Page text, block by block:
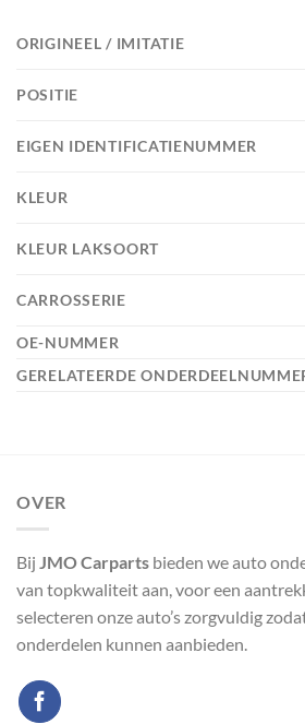
ORIGINEEL / IMITATIE
POSITIE
EIGEN IDENTIFICATIENUMMER
KLEUR
KLEUR LAKSOORT
CARROSSERIE
OE-NUMMER
GERELATEERDE
OVER
Bij JMO Carparts bieden we auto
van topkwaliteit aan, voor een
selecteren onze auto’s zorgvuldig
onderdelen kunnen aanbieden.